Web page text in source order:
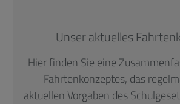
Unser aktuelles
Hier finden Sie eine
Fahrtenkonzeptes, das
aktuellen Vorgaben des